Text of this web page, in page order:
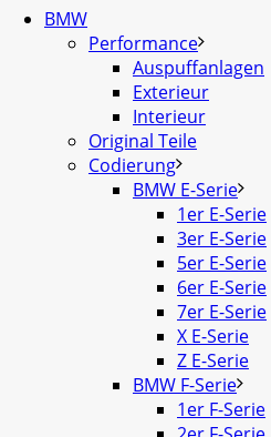
BMW
Performance
Auspuffanlagen
Exterieur
Interieur
Original Teile
Codierung
BMW E-Serie
1er E-Serie
3er E-Serie
5er E-Serie
6er E-Serie
7er E-Serie
X E-Serie
Z E-Serie
BMW F-Serie
1er F-Serie